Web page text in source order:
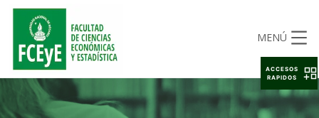
MENÚ
ACCESOS
RAPIDOS